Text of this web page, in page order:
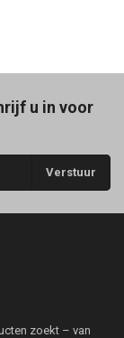
u in voor
Verstuur
zoekt – van